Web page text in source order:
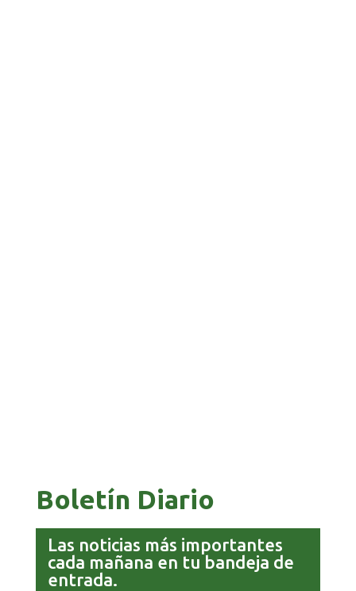
Boletín Diario
Las noticias más importantes
cada mañana en tu bandeja de
entrada.